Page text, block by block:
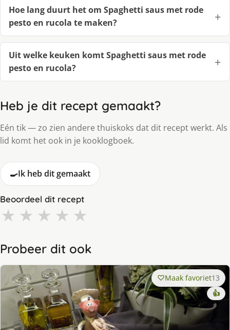
Hoe lang duurt het om Spaghetti saus met rode
pesto en rucola te maken?
Uit welke keuken komt Spaghetti saus met rode
pesto en rucola?
Heb je dit recept gemaakt?
Eén tik — zo zien andere thuiskoks dat dit recept werkt. Als
lid komt het ook in je kooklogboek.
🍳Ik heb dit gemaakt
Beoordeel dit recept
★ ★ ★ ★ ★
Probeer dit ook
Maak favoriet13
👍